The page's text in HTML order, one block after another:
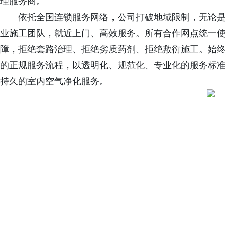
依托全国连锁服务网络，公司打破地域限制，无论
业施工团队，就近上门、高效服务。所有合作网点统一
障，拒绝套路治理、拒绝劣质药剂、拒绝敷衍施工。始
的正规服务流程，以透明化、规范化、专业化的服务标
持久的室内空气净化服务。